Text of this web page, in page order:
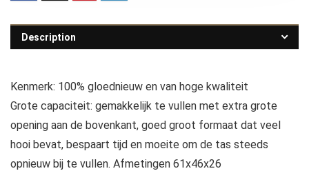
Description
Kenmerk: 100% gloednieuw en van hoge kwaliteit
Grote capaciteit: gemakkelijk te vullen met extra grote
opening aan de bovenkant, goed groot formaat dat veel
hooi bevat, bespaart tijd en moeite om de tas steeds
opnieuw bij te vullen. Afmetingen 61x46x26